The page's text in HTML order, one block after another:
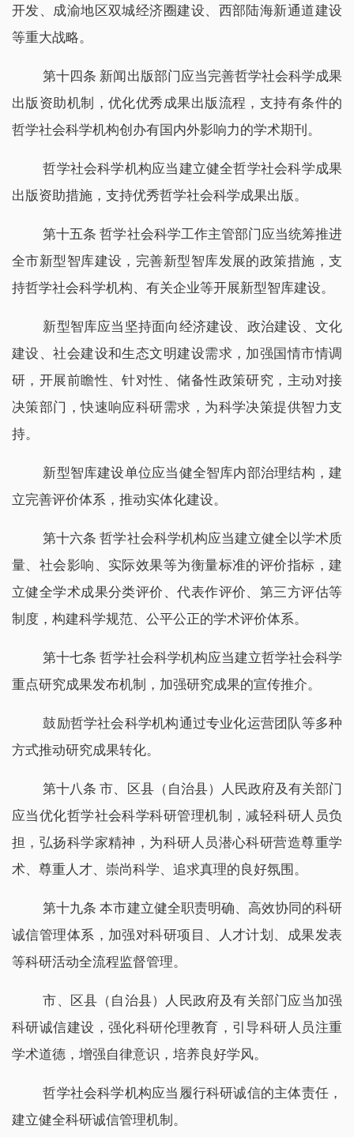
开发、成渝地区双城经济圈建设、西部陆海新通道建设
等重大战略。
第十四条 新闻出版部门应当完善哲学社会科学成果
出版资助机制，优化优秀成果出版流程，支持有条件的
哲学社会科学机构创办有国内外影响力的学术期刊。
哲学社会科学机构应当建立健全哲学社会科学成果
出版资助措施，支持优秀哲学社会科学成果出版。
第十五条 哲学社会科学工作主管部门应当统筹推进
全市新型智库建设，完善新型智库发展的政策措施，支
持哲学社会科学机构、有关企业等开展新型智库建设。
新型智库应当坚持面向经济建设、政治建设、文化
建设、社会建设和生态文明建设需求，加强国情市情调
研，开展前瞻性、针对性、储备性政策研究，主动对接
决策部门，快速响应科研需求，为科学决策提供智力支
持。
新型智库建设单位应当健全智库内部治理结构，建
立完善评价体系，推动实体化建设。
第十六条 哲学社会科学机构应当建立健全以学术质
量、社会影响、实际效果等为衡量标准的评价指标，建
立健全学术成果分类评价、代表作评价、第三方评估等
制度，构建科学规范、公平公正的学术评价体系。
第十七条 哲学社会科学机构应当建立哲学社会科学
重点研究成果发布机制，加强研究成果的宣传推介。
鼓励哲学社会科学机构通过专业化运营团队等多种
方式推动研究成果转化。
第十八条 市、区县（自治县）人民政府及有关部门
应当优化哲学社会科学科研管理机制，减轻科研人员负
担，弘扬科学家精神，为科研人员潜心科研营造尊重学
术、尊重人才、崇尚科学、追求真理的良好氛围。
第十九条 本市建立健全职责明确、高效协同的科研
诚信管理体系，加强对科研项目、人才计划、成果发表
等科研活动全流程监督管理。
市、区县（自治县）人民政府及有关部门应当加强
科研诚信建设，强化科研伦理教育，引导科研人员注重
学术道德，增强自律意识，培养良好学风。
哲学社会科学机构应当履行科研诚信的主体责任，
建立健全科研诚信管理机制。